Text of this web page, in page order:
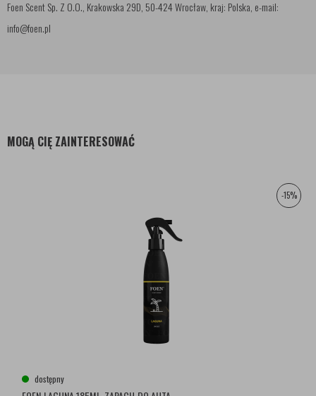
Foen Scent Sp. Z O.O., Krakowska 29D, 50-424 Wrocław, kraj: Polska, e-mail:
info@foen.pl
MOGĄ CIĘ ZAINTERESOWAĆ
-15%
dostępny